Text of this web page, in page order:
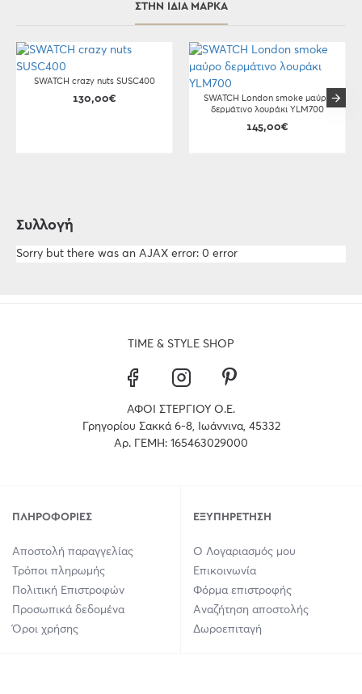
ΣΤΗΝ ΊΔΙΑ ΜΆΡΚΑ
SWATCH crazy nuts SUSC400
130,00€
SWATCH London smoke μαύρο
δερμάτινο λουράκι YLM700
145,00€
Συλλογή
Sorry but there was an AJAX error: 0 error
TIME & STYLE SHOP
ΑΦΟΙ ΣΤΕΡΓΙΟΥ Ο.Ε.
Γρηγορίου Σακκά 6-8, Ιωάννινα, 45332
Αρ. ΓΕΜΗ: 165463029000
ΠΛΗΡΟΦΟΡΊΕΣ
Αποστολή παραγγελίας
Τρόποι πληρωμής
Πολιτική Επιστροφών
Προσωπικά δεδομένα
Όροι χρήσης
ΕΞΥΠΗΡΈΤΗΣΗ
Ο Λογαριασμός μου
Επικοινωνία
Φόρμα επιστροφής
Αναζήτηση αποστολής
Δωροεπιταγή